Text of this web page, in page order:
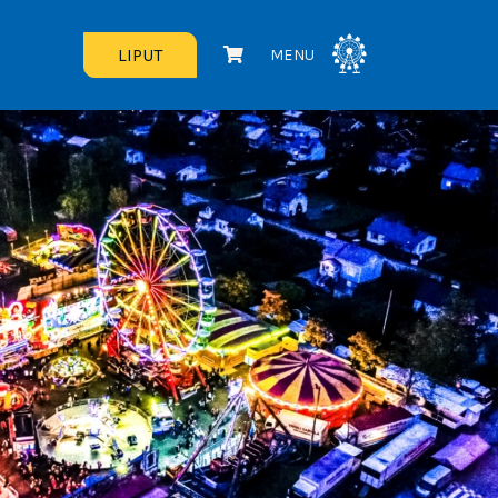
LIPUT MENU